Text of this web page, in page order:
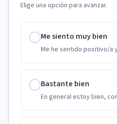
Elige una opción para avanzar.
Me siento muy bien
Me he sentido positivo/a
Bastante bien
En general estoy bien,